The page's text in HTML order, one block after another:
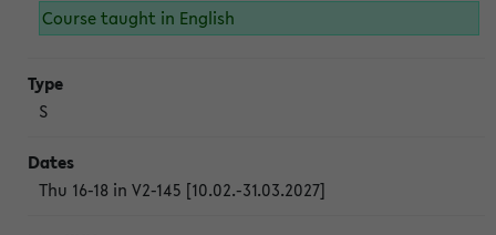
Course taught in English
S
Thu 16-18 in V2-145 [10.02.-31.03.2027]